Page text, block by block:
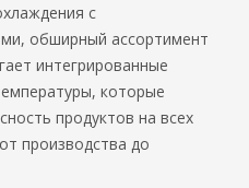
с
обширный ассортимент
интегрированные
которые
продуктов на всех
производства до